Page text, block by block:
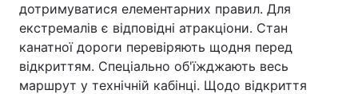
дотримуватися елементарних правил. Для
екстремалів є відповідні атракціони. Стан
канатної дороги перевіряють щодня перед
відкриттям. Спеціально об'їжджають весь
маршрут у технічній кабінці. Щодо відкриття